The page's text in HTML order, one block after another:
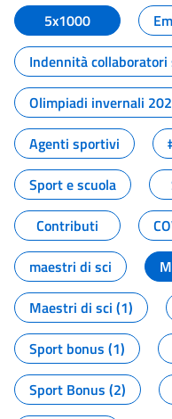
5x1000
Indennità
Olimpiadi invernali
Agenti sportivi
Sport e scuola
Contributi
maestri di sci
Maestri di sci (1)
Sport bonus (1)
Sport Bonus (2)